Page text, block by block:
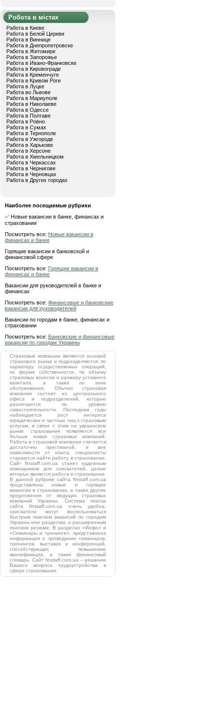
Робота в містах
Работа в Киеве
Работа в Белой Церкви
Работа в Виннице
Работа в Днепропетровске
Работа в Житомире
Работа в Запорожье
Работа в Ивано-Франковске
Работа в Кировограде
Работа в Кременчуге
Работа в Кривом Роге
Работа в Луцке
Работа во Львове
Работа в Мариуполе
Работа в Николаеве
Работа в Одессе
Работа в Полтаве
Работа в Ровно
Работа в Сумах
Работа в Тернополе
Работа в Ужгороде
Работа в Харькове
Работа в Херсоне
Работа в Хмельницком
Работа в Черкассах
Работа в Чернигове
Работа в Черновцах
Работа в Других городах
Наиболее посещаемые рубрики
✅ Новые вакансии в банке, финансах и
страховании
Посмотреть все: Новые вакансии в
финансах и банке
Горящие вакансии в банковской и
финансовой сфере
Посмотреть все: Горящие вакансии в
финансах и банке
Вакансии для руководителей в банке и
финансах
Посмотреть все: Финансовые и банковские
вакансии для руководителей
Вакансии по городам в банке, финансах и
страховании
Посмотреть все: Банковские и финансовые
вакансии по городам Украины
Страховые компании являются основой
страхового рынка и подразделяются: по
характеру осуществляемых операций,
по форме собственности, по объему
страховых взносов и размеру уставного
капитала, а также по зоне
обслуживания. Обычно страховая
компания состоит из центрального
офиса и подразделений, которые
различаются по уровню
самостоятельности. Последние годы
наблюдается рост интереса
юридических и частных лиц к страховым
услугам, в связи с этим на украинском
рынке страхования появляется все
больше новых страховых компаний.
Работа в страховой компании считается
достаточно престижной, и вне
зависимости от опыта, специалисты
стараются найти работу в страховании.
Сайт finstaff.com.ua станет надежным
помощником для соискателей, целью
которых является работа в страховании.
В данной рубрике сайта finstaff.com.ua
представлены новые и горящие
вакансии в страховании, а также другие
предложения от ведущих страховых
компаний Украины. Система поиска
сайта finstaff.com.ua очень удобна,
соискатели могут воспользоваться
быстрым поиском вакансий по городам
Украины или разделам, и расширенным
поиском резюме. В разделах «Инфо» и
«Семинары и тренинги», представлена
информация о проведении семинаров,
тренингов, выставок и конференций,
способствующих повышению
квалификации, а также финансовый
словарь. Сайт finstaff.com.ua – решение
Вашего вопроса трудоустройства в
сфере страхования.